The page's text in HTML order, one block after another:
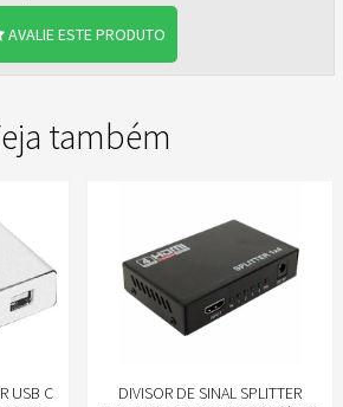
AVALIE ESTE PRODUTO
também
USB C
DIVISOR DE SINAL SPLITTER